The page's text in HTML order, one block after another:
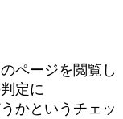
ページを閲覧し
定に
かというチェッ